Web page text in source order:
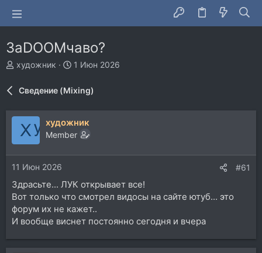
ЗаDOOMчаво?
А
т
р
т
художник
Д
н
а
1 Июн 2026
Сведение (Mixing)
художник
Member
11 Июн 2026 #61
Здрасьте... ЛУК открывает все!
Вот только что смотрел видосы на сайте ютуб... это
форум их не кажет..
И вообще виснет постоянно сегодня и вчера